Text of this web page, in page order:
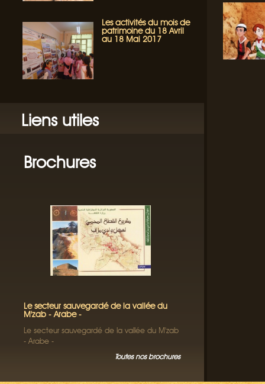
Les activités du mois de
patrimoine du 18 Avril
au 18 Mai 2017
Liens utiles
Brochures
Le secteur sauvegardé de la vallée du
M'zab - Arabe -
Le secteur sauvegardé de la vallée du M'zab
- Arabe -
Toutes nos brochures